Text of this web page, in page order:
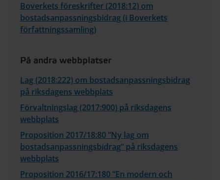
Boverkets föreskrifter (2018:12) om
bostadsanpassningsbidrag (i Boverkets
författningssamling)
På andra webbplatser
Lag (2018:222) om bostadsanpassningsbidrag
på riksdagens webbplats
Förvaltningslag (2017:900) på riksdagens
webbplats
Proposition 2017/18:80 ”Ny lag om
bostadsanpassningsbidrag” på riksdagens
webbplats
Proposition 2016/17:180 ”En modern och